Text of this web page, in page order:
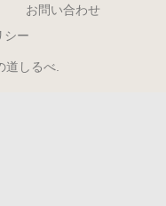
お問い合わせ
シー
しるべ.